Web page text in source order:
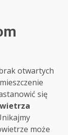
otwartych
się
może